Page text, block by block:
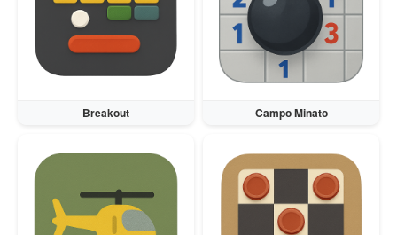
Indonesia
Українська
Breakout Campo Minato